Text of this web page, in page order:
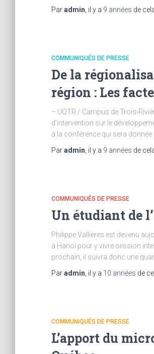
Paradmin , il y a 9 années de
COMMUNIQUÉS DE PRESSE
De la
région : Les
– UQTR / Campus de Trois-
d’intervention sur le
à la conférence qui sera
Paradmin , il y a 9 années de
COMMUNIQUÉS DE PRESSE
Un étudiant de
Philippe Vallières est devenu
à Hanoï pour y vivre session
prochain, il suivra donc une
Paradmin , il y a 10 années de
COMMUNIQUÉS DE PRESSE
L’apport du